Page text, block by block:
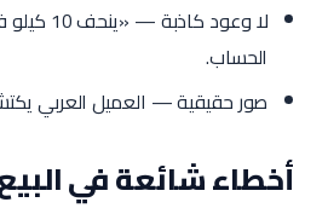
لا وعود
الحساب.
صور حقيقية — العميل العربي
أخطاء شائعة في